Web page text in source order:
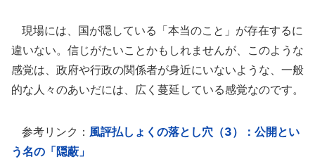
現場には、国が隠している「本当のこと」が存在するに
違いない。信じがたいことかもしれませんが、このような
感覚は、政府や行政の関係者が身近にいないような、一般
的な人々のあいだには、広く蔓延している感覚なのです。
参考リンク： 風評払しょくの落とし穴（3）：公開とい
う名の「隠蔽」